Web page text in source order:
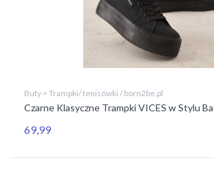
Buty > Trampki/ tenisówki / born2be.pl
Czarne Klasyczne Trampki VICES w Stylu
69,99